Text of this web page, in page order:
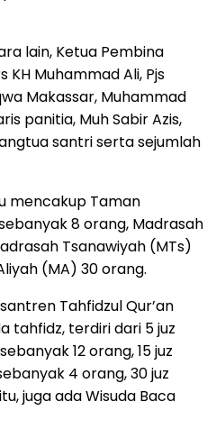
lain, Ketua Pembina
KH Muhammad Ali, Pjs
Makassar, Muhammad
panitia, Muh Sabir Azis,
santri serta sejumlah
mencakup Taman
8 orang, Madrasah
Tsanawiyah (MTs)
(MA) 30 orang.
Tahfidzul Qur’an
tahfidz, terdiri dari 5 juz
12 orang, 15 juz
4 orang, 30 juz
juga ada Wisuda Baca